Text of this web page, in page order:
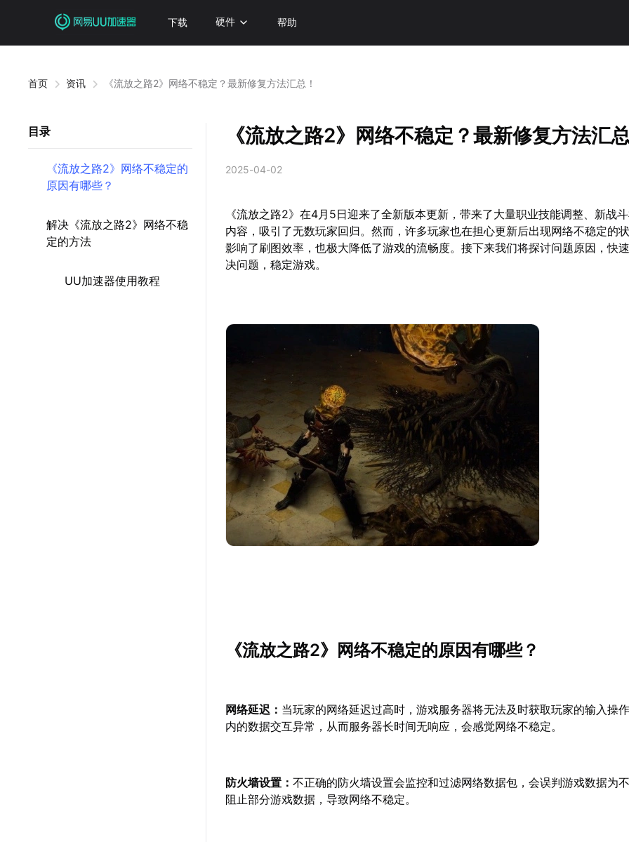
下载 硬件 帮助
首页 资讯 《流放之路2》网络不稳定？最新修复方法汇总！
目录
《流放之路2》网络不稳定的
原因有哪些？
解决《流放之路2》网络不稳
定的方法
UU加速器使用教程
《流放之路2》网络不稳定？最新修复方法汇总
2025-04-02
《流放之路2》在4月5日迎来了全新版本更新，带来了大量职业技能调整、新战
内容，吸引了无数玩家回归。然而，许多玩家也在担心更新后出现网络不稳定的
影响了刷图效率，也极大降低了游戏的流畅度。接下来我们将探讨问题原因，快
决问题，稳定游戏。
《流放之路2》网络不稳定的原因有哪些？
网络延迟： 当玩家的网络延迟过高时，游戏服务器将无法及时获取玩家的输入操
内的数据交互异常，从而服务器长时间无响应，会感觉网络不稳定。
防火墙设置：不正确的防火墙设置会监控和过滤网络数据包，会误判游戏数据为
阻止部分游戏数据，导致网络不稳定。